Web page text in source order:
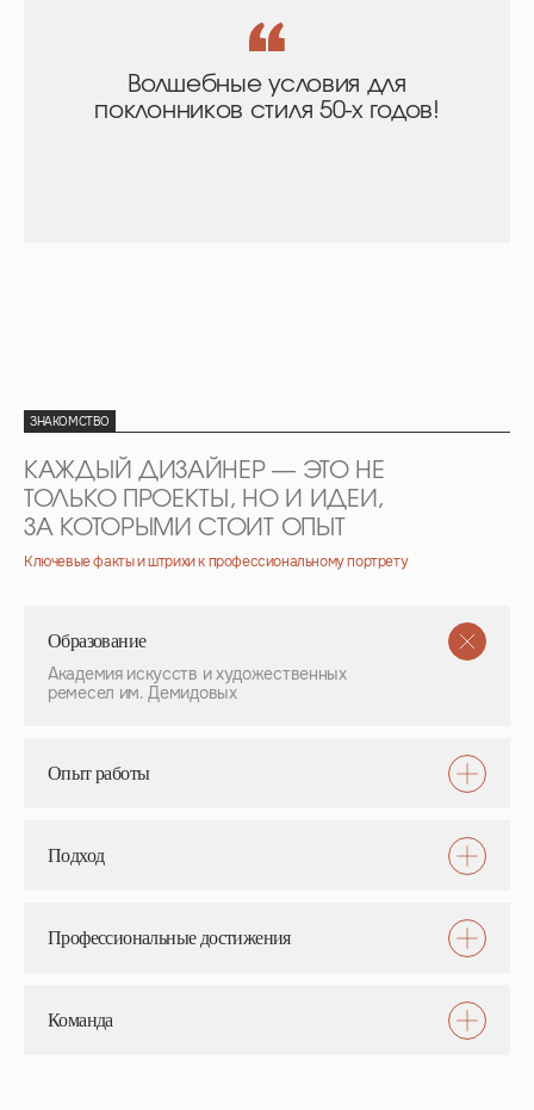
Волшебные условия для
поклонников стиля 50-х годов!
ЗНАКОМСТВО
КАЖДЫЙ ДИЗАЙНЕР — ЭТО НЕ
ТОЛЬКО ПРОЕКТЫ, НО И ИДЕИ,
ЗА КОТОРЫМИ СТОИТ ОПЫТ
Ключевые факты и штрихи к профессиональному портрету
Образование
Академия искусств и художественных
ремесел им. Демидовых
Опыт работы
Подход
Профессиональные достижения
Команда